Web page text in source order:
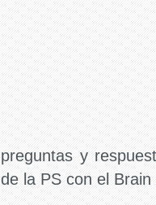
preguntas y
de la PS con el